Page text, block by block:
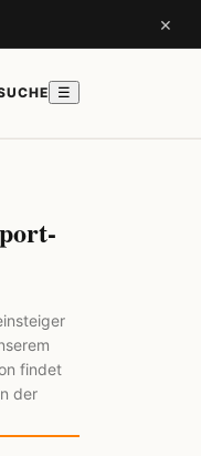
×
☰
findet
der